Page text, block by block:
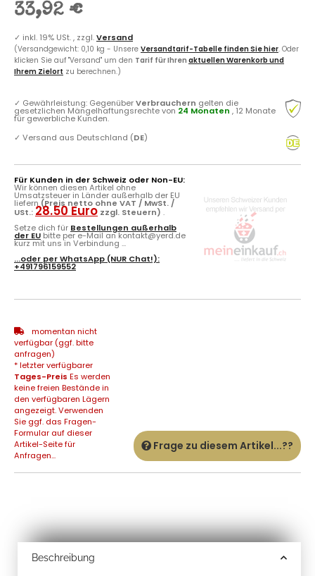
33,92 €
✓ inkl. 19% USt. , zzgl.Versand
(Versandgewicht: 0,10 kg - Unsere Versandtarif-Tabelle finden Sie hier. Oder
klicken Sie auf "Versand" um den Tarif für Ihren aktuellen Warenkorb und
Ihrem Zielort zu berechnen.)
✓ Gewährleistung: GegenüberVerbrauchern gelten die
gesetzlichen Mängelhaftungsrechte von 24 Monaten , 12 Monate
für gewerbliche Kunden.
✓ Versand aus Deutschland (DE)
Für Kunden in der Schweiz oder Non-EU:
Wir können diesen Artikel ohne
Umsatzsteuer in Länder außerhalb der EU
liefern (Preis netto ohne VAT / MwSt. /
USt.: 28.50 Euro zzgl. Steuern) .
Setze dich für Bestellungen außerhalb
der EU bitte per e-Mail an kontakt@yerd.de
kurz mit uns in Verbindung ...
...oder perWhatsApp (NUR Chat!):
+491796159552
momentan nicht
verfügbar (ggf. bitte
anfragen)
* letzter verfügbarer
Tages-Preis Es werden
keine freien Bestände in
den verfügbaren Lägern
angezeigt. Verwenden
Sie ggf. das Fragen-
Formular auf dieser
Artikel-Seite für
Anfragen...
Frage zu diesem Artikel...??
Beschreibung